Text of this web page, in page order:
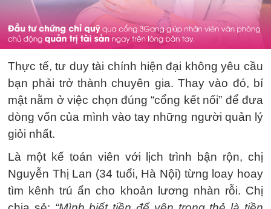
Thực tế, tư duy tài chính hiện đại không yêu cầu
bạn phải trở thành chuyên gia. Thay vào đó, bí
mật nằm ở việc chọn đúng “cổng kết nối” để đưa
dòng vốn của mình vào tay những người quản lý
giỏi nhất.
Là một kế toán viên với lịch trình bận rộn, chị
Nguyễn Thị Lan (34 tuổi, Hà Nội) từng loay hoay
tìm kênh trú ẩn cho khoản lương nhàn rỗi. Chị